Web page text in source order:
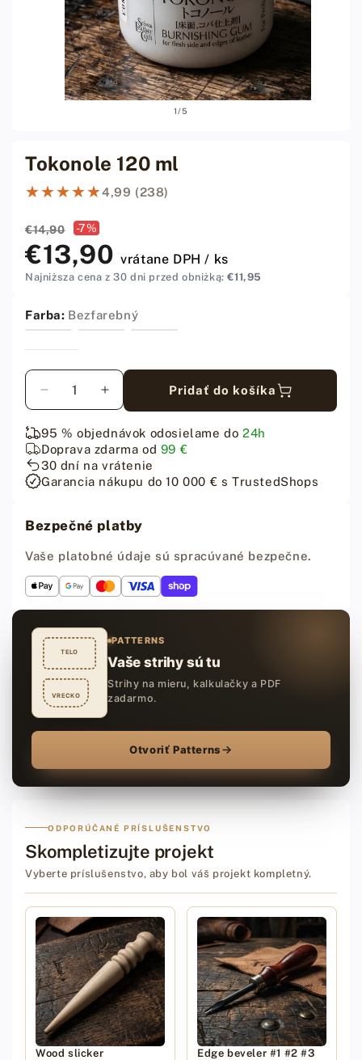
modálnom
okne
1/z5
Tokonole 120 ml
★★★★★
★★★★★4,99 (238)
Bežná
cena
€14,90 -7%
Akciová
cena
€13,90vrátane DPH / ks
Najniższa cena z 30 dni przed obniżką:€11,95
Farba: Bezfarebný
Množstvo
Znížiť
množstvo
pre
Tokonole
120
ml
Zvýšiť
množstvo
pre
Tokonole
120
ml
Pridať do košíka
95 % objednávok odosielame do24h
Doprava zdarma od 99 €
30 dní na vrátenie
Garancia nákupu do 10 000 € s TrustedShops
Bezpečné platby
Vaše platobné údaje sú spracúvané bezpečne.
TELO
VRECKO
PATTERNS
Vaše strihy sú tu
Strihy na mieru, kalkulačky a PDF
zadarmo.
Otvoriť Patterns
ODPORÚČANÉ PRÍSLUŠENSTVO
Skompletizujte projekt
Vyberte príslušenstvo, aby bol váš projekt kompletný.
Wood slicker Edge beveler #1 #2 #3